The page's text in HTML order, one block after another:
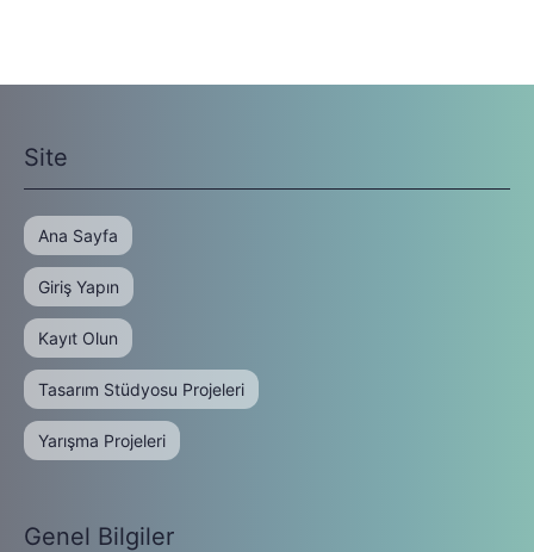
Site
Ana Sayfa
Giriş Yapın
Kayıt Olun
Tasarım Stüdyosu Projeleri
Yarışma Projeleri
Genel Bilgiler